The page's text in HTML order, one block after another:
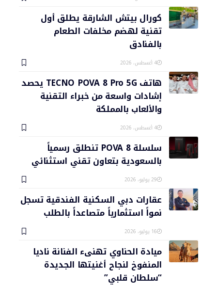
كورال بيتش الشارقة يطلق أول
تقنية لهضم مخلفات الطعام
بالفنادق
4 أغسطس، 2026
هاتف TECNO POVA 8 Pro 5G يحصد
إشادات واسعة من خبراء التقنية
والألعاب بالمملكة
4 أغسطس، 2026
سلسلة POVA 8 تنطلق رسمياً
بالسعودية بتعاون تقني استثنائي
29 يوليو، 2026
عقارات دبي السكنية الفندقية تسجل
نمواً استثمارياً متصاعداً بالطلب
16 يوليو، 2026
ميادة الحناوي تهنىء الفنانة ناديا
المنفوخ لنجاح أغنيتها الجديدة
“سلطان قلبي”